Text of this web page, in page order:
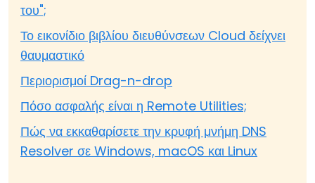
του";
Το εικονίδιο βιβλίου διευθύνσεων Cloud δείχνει
θαυμαστικό
Περιορισμοί Drag-n-drop
Πόσο ασφαλής είναι η Remote Utilities;
Πώς να εκκαθαρίσετε την κρυφή μνήμη DNS
Resolver σε Windows, macOS και Linux